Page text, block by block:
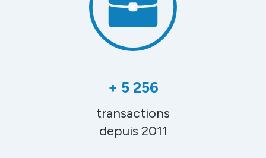
+ 5 256
transactions
depuis 2011